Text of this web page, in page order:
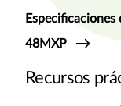
Recursos
48MXP